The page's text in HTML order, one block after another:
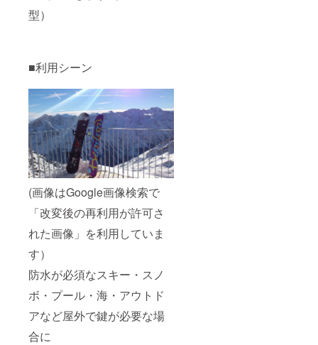
型）
■利用シーン
(画像はGoogle画像検索で
「改変後の再利用が許可さ
れた画像」を利用していま
す）
防水が必須なスキー・スノ
ボ・プール・海・アウトド
アなど屋外で鍵が必要な場
合に